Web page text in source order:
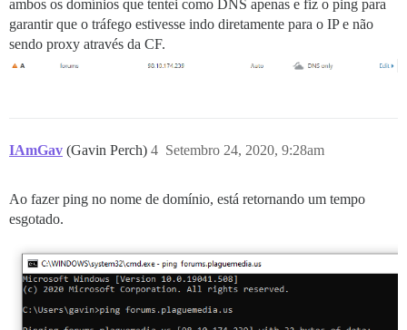
ambos os domínios que tentei como DNS apenas e fiz o ping para
garantir que o tráfego estivesse indo diretamente para o IP e não
sendo proxy através da CF.
IAmGav (Gavin Perch) Setembro 24, 2020, 9:28am
4
Ao fazer ping no nome de domínio, está retornando um tempo
esgotado.